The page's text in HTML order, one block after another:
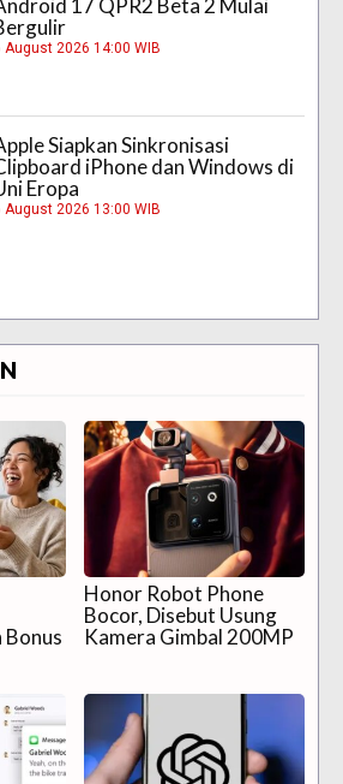
August 2026 14:00 WIB
Siapkan Sinkronisasi
iPhone dan Windows di
Eropa
August 2026 13:00 WIB
Honor Robot Phone
Bocor, Disebut Usung
Kamera Gimbal 200MP